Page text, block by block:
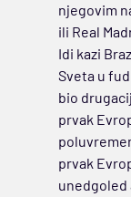
njegovim
ili Real
Idi kazi
Sveta u
bio
prvak
prvak
unedgoled